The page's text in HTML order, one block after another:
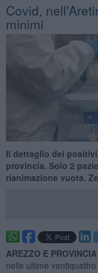
Covid,
minimi
Il dettaglio dei
provincia. Solo 2
rianimazione vuota.
AREZZO E
nelle ultime